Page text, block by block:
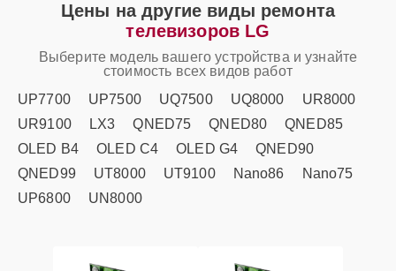
Цены на другие виды ремонта
телевизоров LG
Выберите модель вашего устройства и узнайте
стоимость всех видов работ
UP7700
UP7500 UQ7500 UQ8000
UR8000
UR9100
LX3 QNED75 QNED80
QNED85
OLED B4
OLED C4 OLED G4
QNED90
QNED99
UT8000 UT9100 Nano86
Nano75
UP6800
UN8000